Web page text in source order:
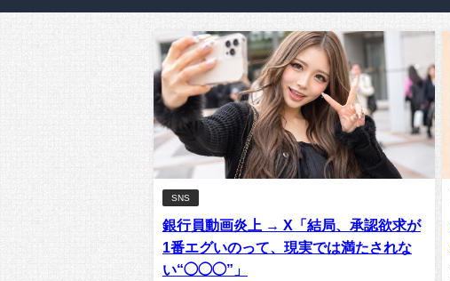
SNS
銀行員動画炎上 → X「結局、承認欲求が
1番エグいのって、現実では満たされな
い“◯◯◯”」